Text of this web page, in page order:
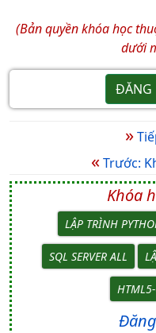
(Bản quyền khóa học
dưới
ĐĂNG
»
«Trước:
Khóa
LẬP TRÌNH
SQL SERVER ALL
HTML5-